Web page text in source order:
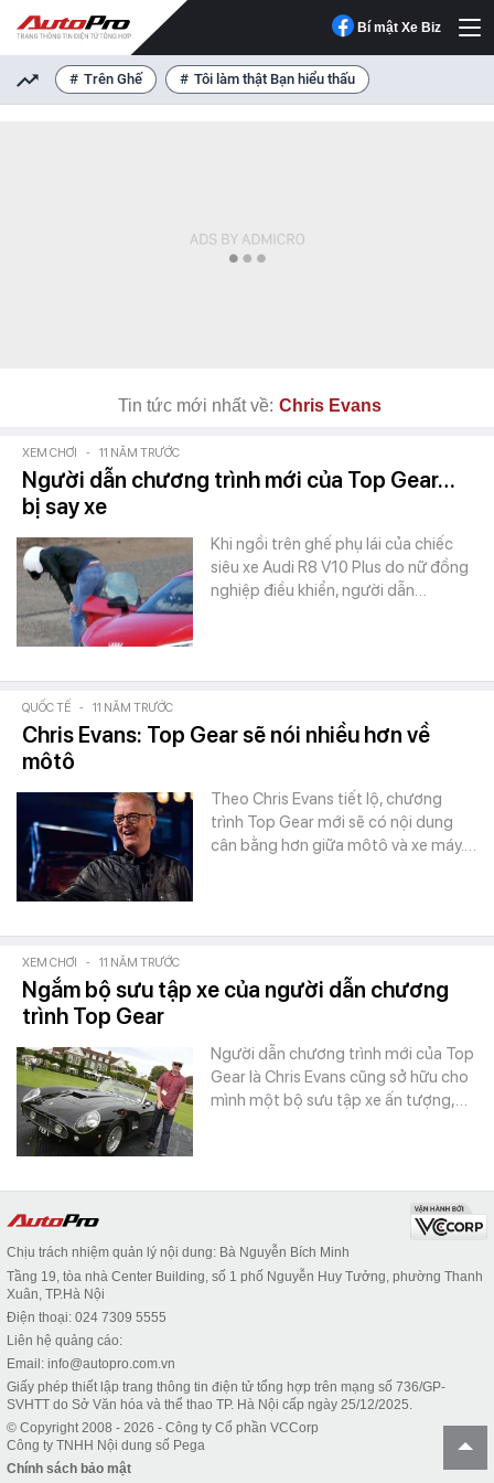
Bí mật Xe Biz
Trên Ghế Tôi làm thật Bạn hiểu thấu
Tin tức mới nhất về: Chris Evans
XEM CHƠI - 11 NĂM TRƯỚC
Người dẫn chương trình mới của Top Gear…
bị say xe
Khi ngồi trên ghế phụ lái của chiếc
siêu xe Audi R8 V10 Plus do nữ đồng
nghiệp điều khiển, người dẫn…
QUỐC TẾ - 11 NĂM TRƯỚC
Chris Evans: Top Gear sẽ nói nhiều hơn về
môtô
Theo Chris Evans tiết lộ, chương
trình Top Gear mới sẽ có nội dung
cân bằng hơn giữa môtô và xe máy.…
XEM CHƠI - 11 NĂM TRƯỚC
Ngắm bộ sưu tập xe của người dẫn chương
trình Top Gear
Người dẫn chương trình mới của Top
Gear là Chris Evans cũng sở hữu cho
mình một bộ sưu tập xe ấn tượng,…
Chịu trách nhiệm quản lý nội dung: Bà Nguyễn Bích Minh
Tầng 19, tòa nhà Center Building, số 1 phố Nguyễn Huy Tưởng, phường Thanh
Xuân, TP.Hà Nội
Điện thoại: 024 7309 5555
Liên hệ quảng cáo:
Email: info@autopro.com.vn
Giấy phép thiết lập trang thông tin điện tử tổng hợp trên mạng số 736/GP-
SVHTT do Sở Văn hóa và thể thao TP. Hà Nội cấp ngày 25/12/2025.
© Copyright 2008 - 2026 - Công ty Cổ phần VCCorp
Công ty TNHH Nội dung số Pega
Chính sách bảo mật